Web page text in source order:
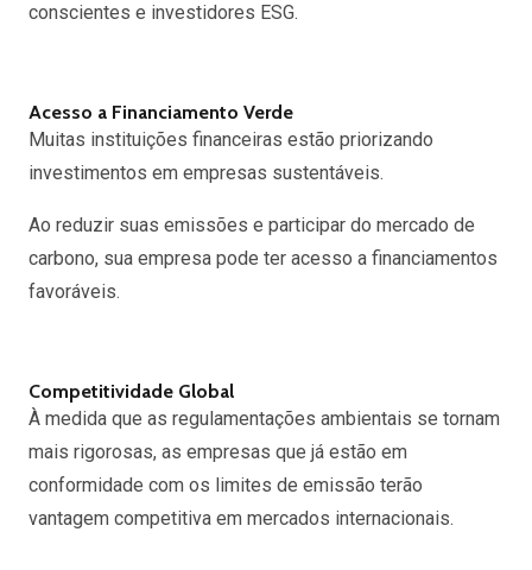
conscientes e investidores ESG.
Acesso a Financiamento Verde
Muitas instituições financeiras estão priorizando
investimentos em empresas sustentáveis.
Ao reduzir suas emissões e participar do mercado de
carbono, sua empresa pode ter acesso a financiamentos
favoráveis.
Competitividade Global
À medida que as regulamentações ambientais se tornam
mais rigorosas, as empresas que já estão em
conformidade com os limites de emissão terão
vantagem competitiva em mercados internacionais.